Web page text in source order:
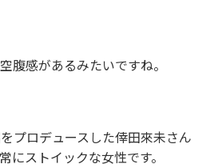
腹感があるみたいですね。
プロデュースした倖田來未さん
にストイックな女性です。